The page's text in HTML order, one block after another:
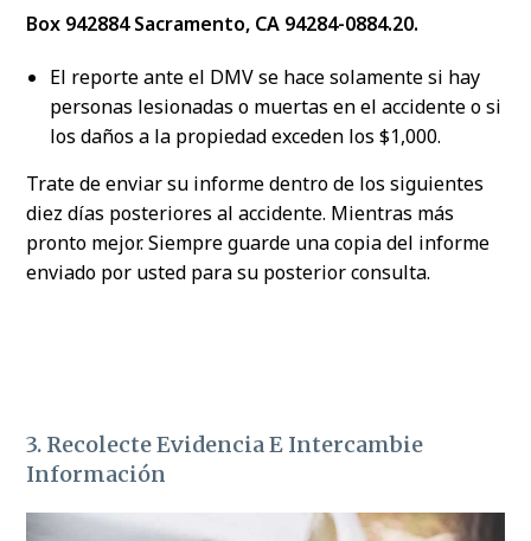
Box 942884 Sacramento, CA 94284-0884.20.
El reporte ante el DMV se hace solamente si hay
personas lesionadas o muertas en el accidente o si
los daños a la propiedad exceden los $1,000.
Trate de enviar su informe dentro de los siguientes
diez días posteriores al accidente. Mientras más
pronto mejor. Siempre guarde una copia del informe
enviado por usted para su posterior consulta.
3. Recolecte Evidencia E Intercambie
Información